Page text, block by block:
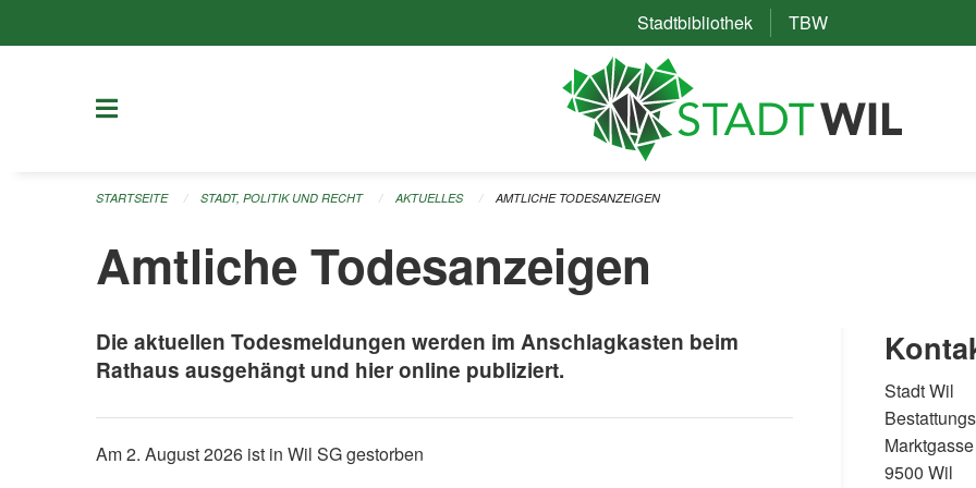
Stadtbibliothek(External Link)
TBW(External Link)
STARTSEITE STADT, POLITIK UND RECHT AKTUELLES AMTLICHE TODESANZEIGEN
Amtliche Todesanzeigen
Die aktuellen Todesmeldungen werden im Anschlagkasten beim
Rathaus ausgehängt und hier online publiziert.
Am 2. August 2026 ist in Wil SG gestorben
Stadt Wil
9500 Wil